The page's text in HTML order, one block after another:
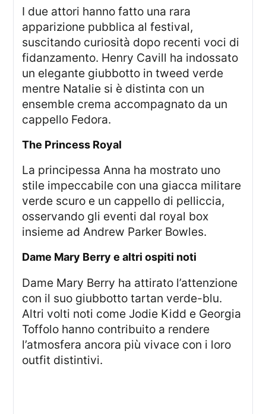
I due attori hanno fatto una rara
apparizione pubblica al festival,
suscitando curiosità dopo recenti voci di
fidanzamento. Henry Cavill ha indossato
un elegante giubbotto in tweed verde
mentre Natalie si è distinta con un
ensemble crema accompagnato da un
cappello Fedora.
The Princess Royal
La principessa Anna ha mostrato uno
stile impeccabile con una giacca militare
verde scuro e un cappello di pelliccia,
osservando gli eventi dal royal box
insieme ad Andrew Parker Bowles.
Dame Mary Berry e altri ospiti noti
Dame Mary Berry ha attirato l’attenzione
con il suo giubbotto tartan verde-blu.
Altri volti noti come Jodie Kidd e Georgia
Toffolo hanno contribuito a rendere
l’atmosfera ancora più vivace con i loro
outfit distintivi.